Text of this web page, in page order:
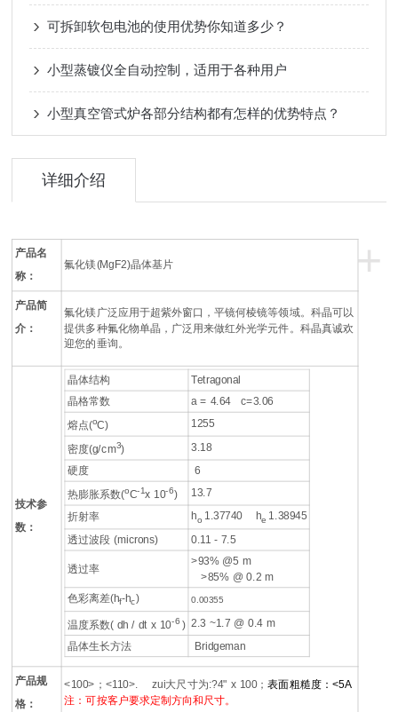
可拆卸软包电池的使用优势你知道多少？
小型蒸镀仪全自动控制，适用于各种用户
小型真空管式炉各部分结构都有怎样的优势特点？
详细介绍
+
产品名
称：
氟化镁(MgF2)晶体基片
产品简
介：
氟化镁广泛应用于超紫外窗口，平镜何棱镜等领域。科晶可以
提供多种氟化物单晶，广泛用来做红外光学元件。科晶真诚欢
迎您的垂询。
技术参
数：
晶体结构
Tetragonal
晶格常数
a = 4.64 c=3.06
熔点(oC) 1255
密度(g/cm3)
3.18
硬度
6
热膨胀系数(oC-1x 10-6)
13.7
折射率
ho 1.37740 he 1.38945
透过波段 (microns)
0.11 - 7.5
透过率
>93% @5 m
>85% @ 0.2 m
色彩离差(hf-hc) 0.00355
温度系数( dh / dt x 10-6) 2.3 ~1.7 @ 0.4 m
晶体生长方法
Bridgeman
产品规
格：
<100>；<110>. zui大尺寸为:?4" x 100；表面粗糙度：<5A
注：可按客户要求定制方向和尺寸。